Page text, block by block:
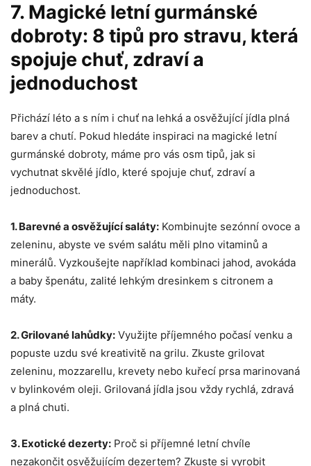
7. Magické letní gurmánské
dobroty: 8 tipů pro⁢ stravu, která
spojuje⁣ chuť, zdraví a
jednoduchost
Přichází léto a s ním i chuť na lehká ⁤a osvěžující jídla ⁢plná
barev a chutí. Pokud hledáte inspiraci na magické letní
gurmánské dobroty, máme pro vás osm tipů, jak​ si
vychutnat skvělé jídlo, ⁣které spojuje chuť, zdraví a
⁣jednoduchost.
1. Barevné a osvěžující ‍saláty: Kombinujte sezónní ovoce ​a
zeleninu, abyste ve⁤ svém salátu měli plno vitaminů a⁣
minerálů. Vyzkoušejte například ‌kombinaci jahod, avokáda
‌a baby‍ špenátu,‌ zalité lehkým ⁤dresinkem s citronem a
máty.
2. Grilované lahůdky: Využijte příjemného počasí venku a
popuste uzdu své kreativitě na grilu. Zkuste grilovat
zeleninu, mozzarellu, krevety nebo kuřecí prsa⁣ marinovaná
​v bylinkovém oleji. Grilovaná​ jídla jsou vždy rychlá, ⁤zdravá
a plná chuti.
3. Exotické⁣ dezerty: Proč si příjemné letní chvíle
nezakončit osvěžujícím dezertem? Zkuste si vyrobit